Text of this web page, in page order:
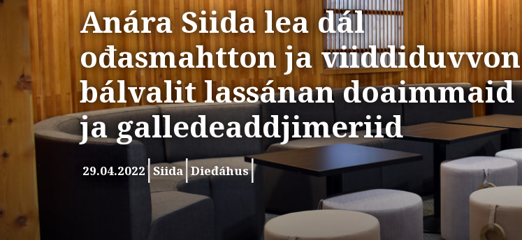
Anára Siida lea dál
ođasmahtton ja viiddiduvvon
bálvalit lassánan doaimmaid
ja galledeaddjimeriid
29.04.2022 Siida Dieđáhus